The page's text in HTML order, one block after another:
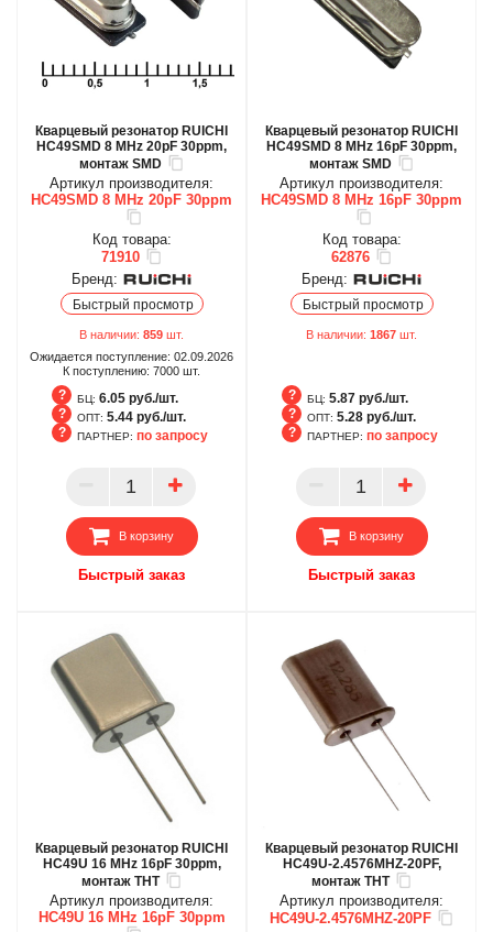
Кварцевый резонатор RUICHI
HC49SMD 8 MHz 20pF 30ppm,
монтаж SMD
Артикул производителя:
HC49SMD 8 MHz 20pF 30ppm
Код товара:
71910
Бренд:
Быстрый просмотр
В наличии: 859 шт.
Ожидается поступление: 02.09.2026
К поступлению: 7000 шт.
БЦ: 6.05 руб./шт.
ОПТ: 5.44 руб./шт.
ПАРТНЕР
ПАРТНЕР: по запросу
В корзину
Быстрый заказ
Кварцевый резонатор RUICHI
HC49SMD 8 MHz 16pF 30ppm,
монтаж SMD
Артикул производителя:
HC49SMD 8 MHz 16pF 30ppm
Код товара:
62876
Бренд:
Быстрый просмотр
В наличии: 1867 шт.
БЦ: 5.87 руб./шт.
ОПТ: 5.28 руб./шт.
ПАРТНЕР
ПАРТНЕР: по запросу
В корзину
Быстрый заказ
Кварцевый резонатор RUICHI
HC49U 16 MHz 16pF 30ppm,
монтаж THT
Артикул производителя:
HC49U 16 MHz 16pF 30ppm
Кварцевый резонатор RUICHI
HC49U-2.4576MHZ-20PF,
монтаж THT
Артикул производителя:
HC49U-2.4576MHZ-20PF